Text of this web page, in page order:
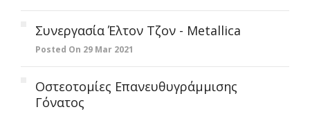
Συνεργασία Έλτον Τζον - Metallica
Posted On 29 Mar 2021
Οστεοτομίες Επανευθυγράμμισης
Γόνατος